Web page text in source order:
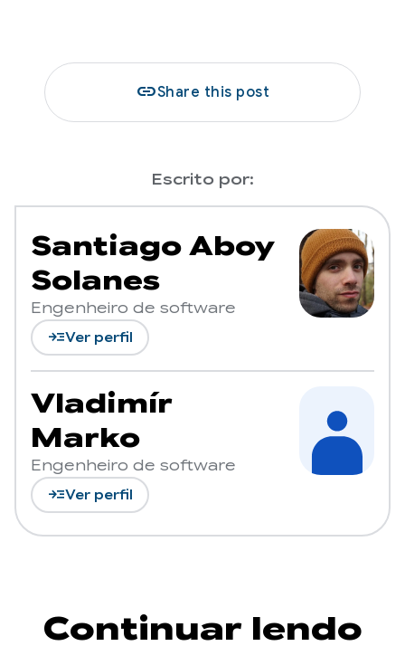
linkShare this post
Escrito por:
Santiago Aboy
Solanes
Engenheiro de software
read_moreVer perfil
Vladimír
Marko
Engenheiro de software
read_moreVer perfil
Continuar lendo